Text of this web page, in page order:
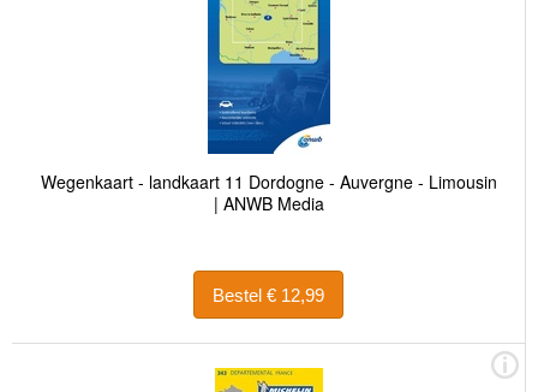
Wegenkaart - landkaart 11 Dordogne - Auvergne - Limousin
| ANWB Media
Bestel € 12,99